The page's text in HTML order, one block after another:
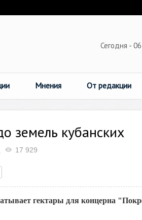
Сегодня -
Мнения От редакции
земель кубанских
17 929
гектары для концерна